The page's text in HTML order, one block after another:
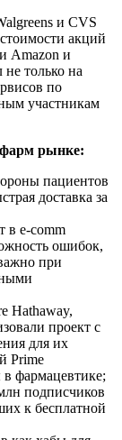
и CVS
акций
Amazon и
только на
по
участникам
рынке:
пациентов
доставка за
в e-comm
ошибок,
при
Hathaway,
проект с
для их
Prime
фармацевтике;
подписчиков
к бесплатной